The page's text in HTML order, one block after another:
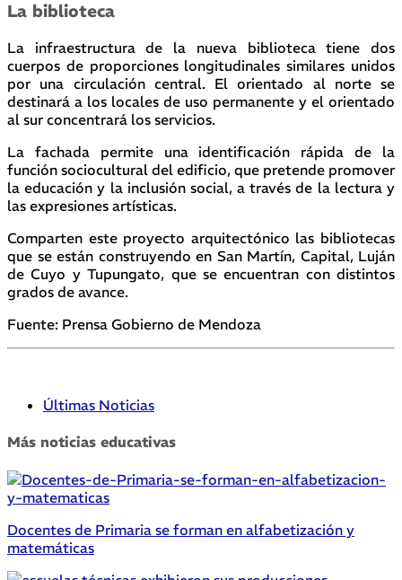
La biblioteca
La infraestructura de la nueva biblioteca tiene dos
cuerpos de proporciones longitudinales similares unidos
por una circulación central. El orientado al norte se
destinará a los locales de uso permanente y el orientado
al sur concentrará los servicios.
La fachada permite una identificación rápida de la
función sociocultural del edificio, que pretende promover
la educación y la inclusión social, a través de la lectura y
las expresiones artísticas.
Comparten este proyecto arquitectónico las bibliotecas
que se están construyendo en San Martín, Capital, Luján
de Cuyo y Tupungato, que se encuentran con distintos
grados de avance.
Fuente: Prensa Gobierno de Mendoza
Últimas Noticias
Más noticias educativas
Docentes de Primaria se forman en alfabetización y
matemáticas